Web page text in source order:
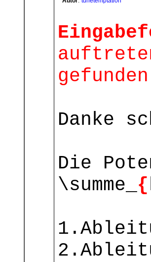
Danke
Die
\summe_{